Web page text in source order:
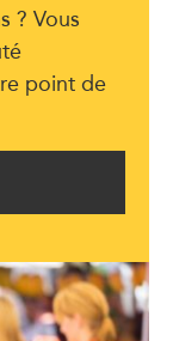
? Vous
point de